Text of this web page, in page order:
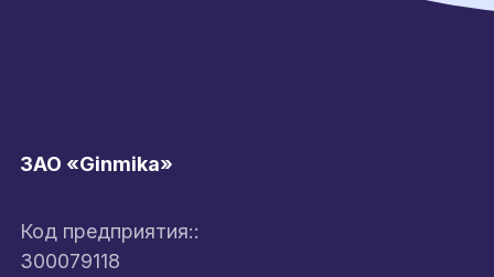
ЗАО «Ginmika»
Код предприятия::
300079118